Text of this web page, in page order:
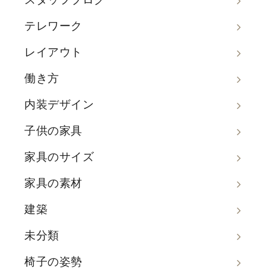
テレワーク
レイアウト
働き方
内装デザイン
子供の家具
家具のサイズ
家具の素材
建築
未分類
椅子の姿勢